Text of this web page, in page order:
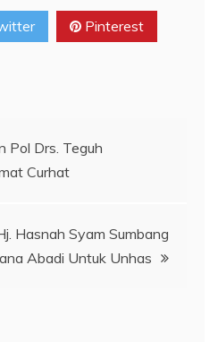
Pinterest
Pol Drs. Teguh
Curhat
Hasnah Syam Sumbang
Abadi Untuk Unhas